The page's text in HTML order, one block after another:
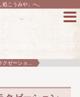
こうみや」へ。
ゼーショ...